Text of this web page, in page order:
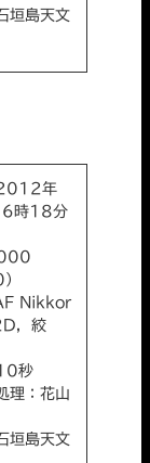
垣島天文
年
時18分
Nikkor
，絞
秒
理：花山
垣島天文